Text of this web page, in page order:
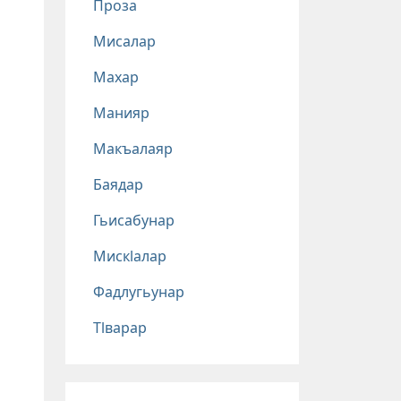
Проза
Мисалар
Махар
Манияр
Макъалаяр
Баядар
Гьисабунар
Мискlалар
Фадлугьунар
Тlварар